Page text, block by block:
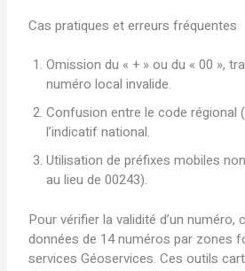
Cas pratiques et erreurs fréquentes
Omission du « + » ou du « 00 »,
numéro local invalide.
Confusion entre le code régional
l’indicatif national.
Utilisation de préfixes mobiles
au lieu de 00243).
Pour vérifier la validité d’un numéro,
données de 14 numéros par zones
services Géoservices. Ces outils